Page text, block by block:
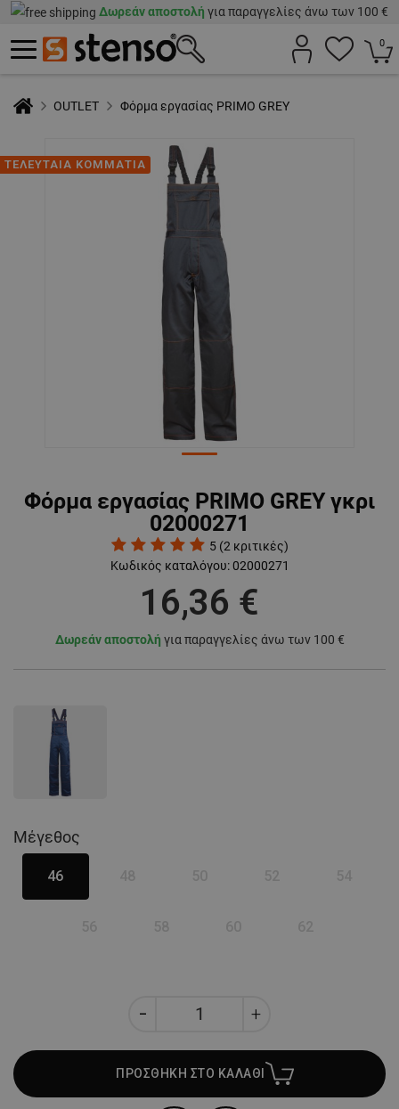
Δωρεάν αποστολή για παραγγελίες άνω των 100 €
0
OUTLET Φόρμα εργασίας PRIMO GREY
ΤΕΛΕΥΤΑΙΑ ΚΟΜΜΑΤΙΑ
Φόρμα εργασίας PRIMO GREY γκρι
02000271
5 (2 κριτικές)
Κωδικός καταλόγου: 02000271
16,36 €
Δωρεάν αποστολή για παραγγελίες άνω των 100 €
Μέγεθος
46
ΠΡΟΣΘΗΚΗ ΣΤΟ ΚΑΛΑΘΙ